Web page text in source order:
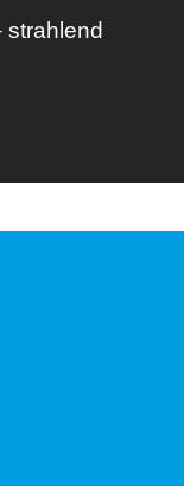
strahlend